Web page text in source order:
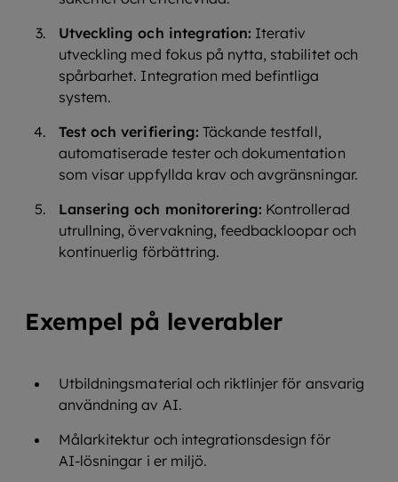
Utveckling och integration: Iterativ
utveckling med fokus på nytta, stabilitet och
spårbarhet. Integration med befintliga
system.
Test och verifiering: Täckande testfall,
automatiserade tester och dokumentation
som visar uppfyllda krav och avgränsningar.
Lansering och monitorering: Kontrollerad
utrullning, övervakning, feedbackloopar och
kontinuerlig förbättring.
Exempel på leverabler
Utbildningsmaterial och riktlinjer för ansvarig
användning av AI.
Målarkitektur och integrationsdesign för
AI‑lösningar i er miljö.